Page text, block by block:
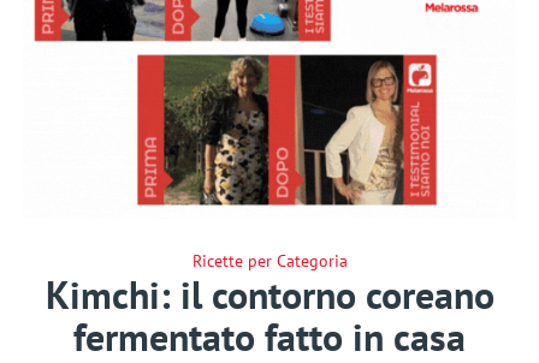
Ricette per Categoria
Kimchi: il contorno coreano
fermentato fatto in casa